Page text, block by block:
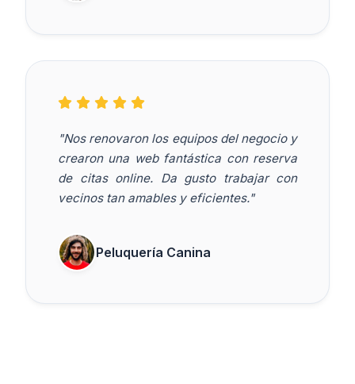
"Nos renovaron los equipos del negocio y
crearon una web fantástica con reserva
de citas online. Da gusto trabajar con
vecinos tan amables y eficientes."
Peluquería Canina